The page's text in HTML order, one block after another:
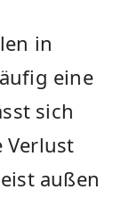
in
eine
sich
Verlust
außen